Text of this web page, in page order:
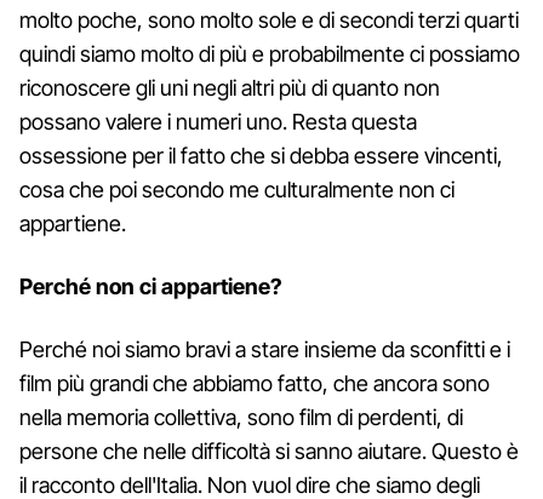
molto poche, sono molto sole e di secondi terzi quarti
quindi siamo molto di più e probabilmente ci possiamo
riconoscere gli uni negli altri più di quanto non
possano valere i numeri uno. Resta questa
ossessione per il fatto che si debba essere vincenti,
cosa che poi secondo me culturalmente non ci
appartiene.
Perché non ci appartiene?
Perché noi siamo bravi a stare insieme da sconfitti e i
film più grandi che abbiamo fatto, che ancora sono
nella memoria collettiva, sono film di perdenti, di
persone che nelle difficoltà si sanno aiutare. Questo è
il racconto dell'Italia. Non vuol dire che siamo degli